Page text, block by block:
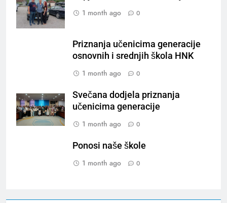
1 month ago
0
Priznanja učenicima generacije
osnovnih i srednjih škola HNK
1 month ago
0
Svečana dodjela priznanja
učenicima generacije
1 month ago
0
Ponosi naše škole
1 month ago
0